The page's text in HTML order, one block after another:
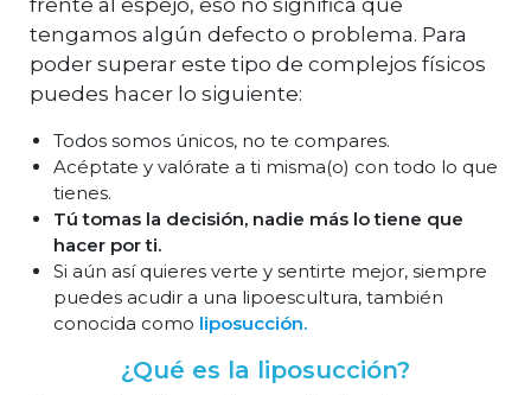
frente al espejo, eso no significa que
tengamos algún defecto o problema. Para
poder superar este tipo de complejos físicos
puedes hacer lo siguiente:
Todos somos únicos, no te compares.
Acéptate y valórate a ti misma(o) con todo lo que
tienes.
Tú tomas la decisión, nadie más lo tiene que
hacer por ti.
Si aún así quieres verte y sentirte mejor, siempre
puedes acudir a una lipoescultura, también
conocida como liposucción.
¿Qué es la liposucción?